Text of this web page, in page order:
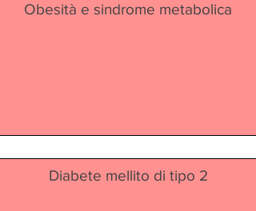
Obesità e sindrome metabolica
Diabete mellito di tipo 2